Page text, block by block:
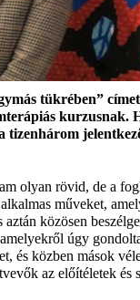
tükrében”
kurzusnak.
tizenhárom
olyan rövid, de a
műveket,
aztán közösen
úgy
, és közben mások
az előítéletek és